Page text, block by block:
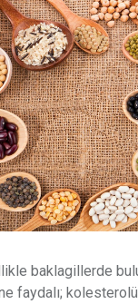
baklagillerde
faydalı;